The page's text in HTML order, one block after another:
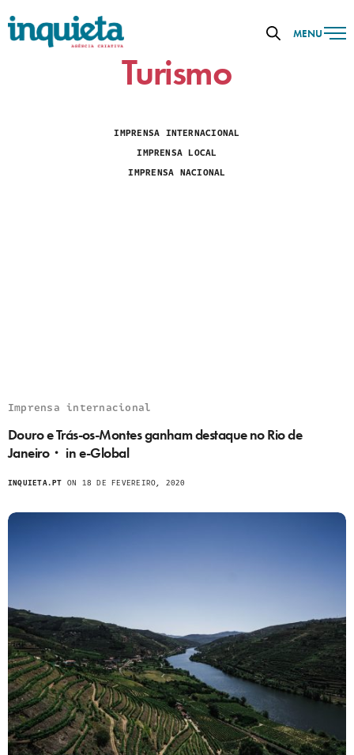
MENU
Turismo
IMPRENSA INTERNACIONAL
IMPRENSA LOCAL
IMPRENSA NACIONAL
Imprensa internacional
Douro e Trás-os-Montes ganham destaque no Rio de
Janeiro・ in e-Global
INQUIETA.PT ON 18 DE FEVEREIRO, 2020